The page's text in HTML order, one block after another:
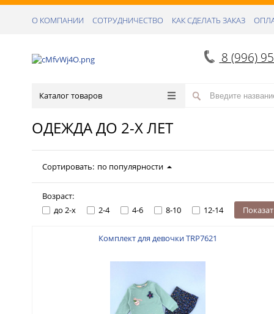
О КОМПАНИИ СОТРУДНИЧЕСТВО КАК СДЕЛАТЬ ЗАКАЗ
8 (996)
Каталог товаров
ОДЕЖДА ДО 2-Х ЛЕТ
Сортировать: по популярности
Возраст:
до 2-х
2-4 4-6 8-10 12-14
Комплект для девочки TRP7621